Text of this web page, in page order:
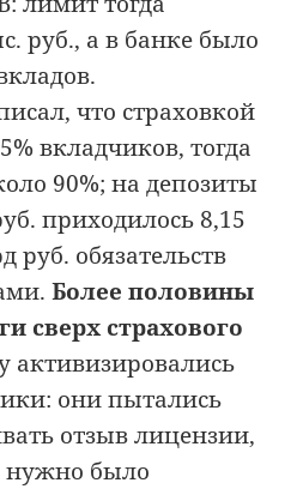
руб., а в банке было
что страховкой
вкладчиков, тогда
90%; на депозиты
приходилось 8,15
руб. обязательств
Более половины
сверх страхового
активизировались
они пытались
отзыв лицензии,
нужно было